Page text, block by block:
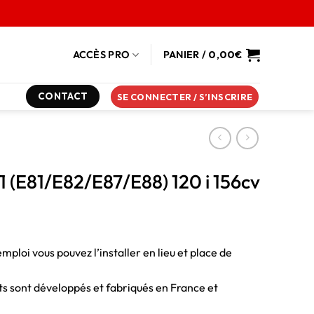
ACCÈS PRO PANIER / 0,00€
CONTACT SE CONNECTER / S’INSCRIRE
(E81/E82/E87/E88) 120 i 156cv
vous pouvez l’installer en lieu et place de
sont développés et fabriqués en France et